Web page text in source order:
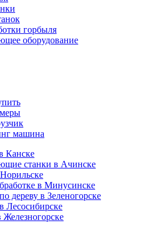
горбыля
оборудование
машина
Канске
станки в Ачинске
в Минусинске
дереву в Зеленогорске
Лесосибирске
Железногорске